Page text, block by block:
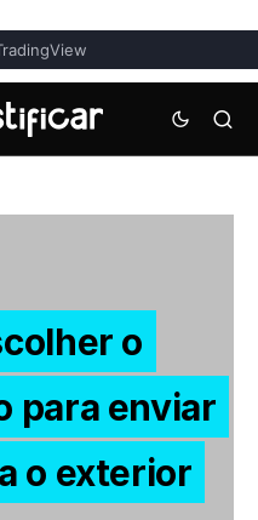
o
para enviar
o exterior